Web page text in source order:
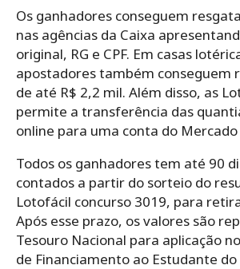
Os ganhadores conseguem
nas agências da Caixa
original, RG e CPF. Em casas
apostadores também conseguem
de até R$ 2,2 mil. Além disso, as
permite a transferência das
online para uma conta do Mercado
Todos os ganhadores tem até 90
contados a partir do sorteio do
Lotofácil concurso 3019, para
Após esse prazo, os valores são
Tesouro Nacional para aplicação
de Financiamento ao Estudante do